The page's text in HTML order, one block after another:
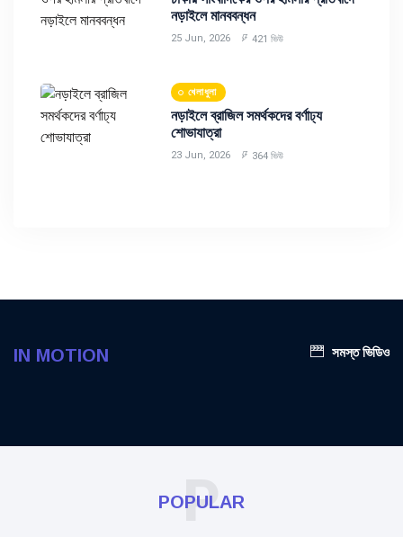
নড়াইলে মানববন্ধন
25 Jun, 2026 421 ভিউ
খেলাধুলা
নড়াইলে ব্রাজিল সমর্থকদের বর্ণাঢ্য
শোভাযাত্রা
23 Jun, 2026 364 ভিউ
IN MOTION সমস্ত ভিডিও
POPULAR
P